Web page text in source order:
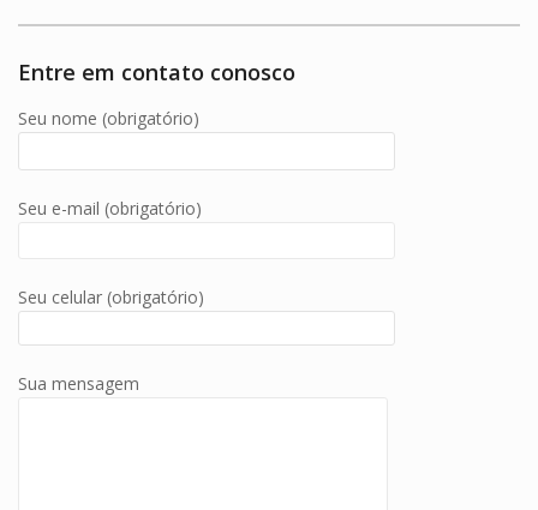
Entre em contato conosco
Seu nome (obrigatório)
Seu e-mail (obrigatório)
Seu celular (obrigatório)
Sua mensagem